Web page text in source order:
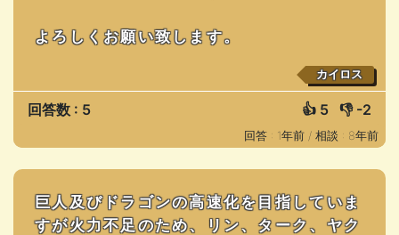
よろしくお願い致します。
カイロス
回答数 : 5 👍 5 👎 -2
回答 : 1年前 / 相談 : 8年前
巨人及びドラゴンの高速化を目指していま
すが火力不足のため、リン、ターク、ヤク